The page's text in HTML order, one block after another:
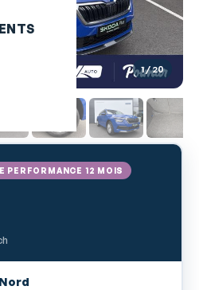
1/ 20
PERFORMANCE 12 MOIS